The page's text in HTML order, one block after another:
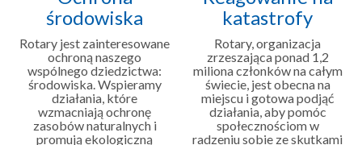
środowiska
Rotary jest zainteresowane
ochroną naszego
wspólnego dziedzictwa:
środowiska. Wspieramy
działania, które
wzmacniają ochronę
zasobów naturalnych i
promują ekologiczną
katastrofy
Rotary, organizacja
zrzeszająca ponad 1,2
miliona członków na całym
świecie, jest obecna na
miejscu i gotowa podjąć
działania, aby pomóc
społecznościom w
radzeniu sobie ze skutkami